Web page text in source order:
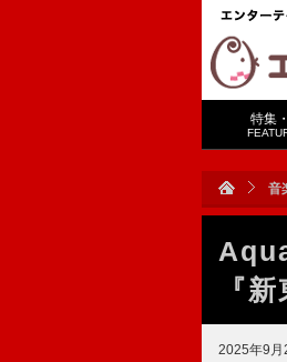
特集
音
『
2025年9月